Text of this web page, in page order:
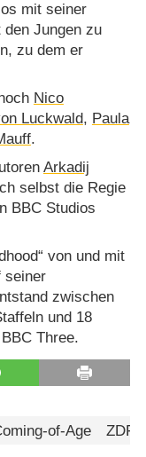
mit seiner
den Jungen zu
zu dem er
Nico
Luckwald, Paula
.
Arkadij
selbst die Regie
BBC Studios
von und mit
seiner
zwischen
und 18
Three.
of-Age